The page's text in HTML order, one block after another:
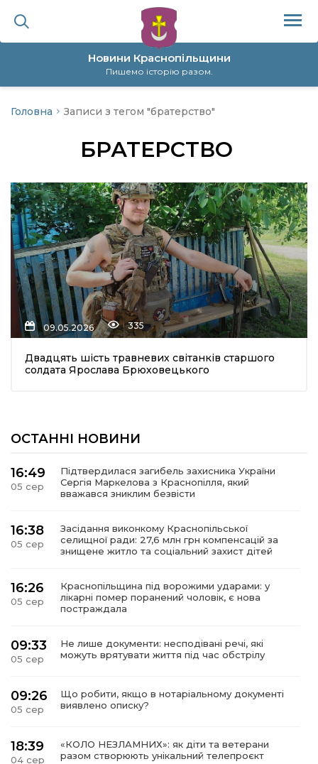
Новини Краснопільщини
Пишемо історію разом.
політика
Головна Записи з тегом "братерство"
БРАТЕРСТВО
09.05.2026 335
Двадцять шість травневих світанків старшого
солдата Ярослава Брюховецького
ОСТАННІ НОВИНИ
16:49
05 сер
Підтвердилася загибель захисника України
Сергія Маркелова з Краснопілля, який
вважався зниклим безвісти
16:38
05 сер
Засідання виконкому Краснопільської
селищної ради: 27,6 млн грн компенсацій за
знищене житло та соціальний захист дітей
16:26
05 сер
Краснопільщина під ворожими ударами: у
лікарні помер поранений чоловік, є нова
постраждала
09:33
05 сер
Не лише документи: несподівані речі, які
можуть врятувати життя під час обстрілу
09:26
05 сер
Що робити, якщо в нотаріальному документі
виявлено описку?
18:39
04 сер
«КОЛО НЕЗЛАМНИХ»: як діти та ветерани
разом створюють унікальний телепроєкт